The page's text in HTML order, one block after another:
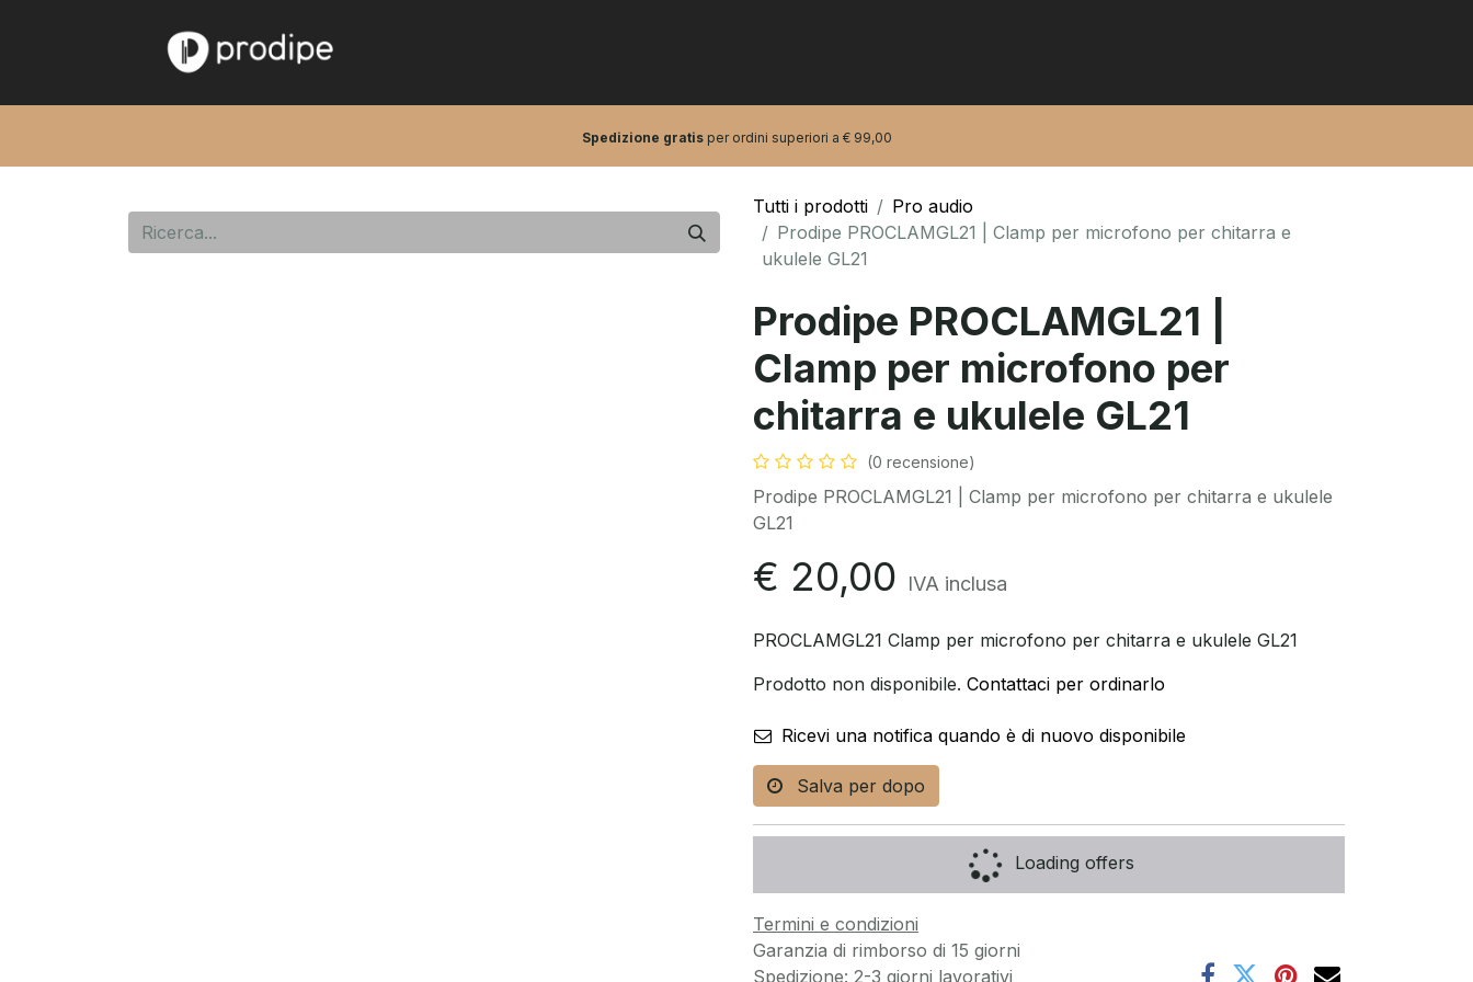
Spedizione gratis per ordini superiori a € 99,00
Tutti i prodotti
Pro audio
Prodipe PROCLAMGL21 | Clamp per microfono per chitarra e
ukulele GL21
Prodipe PROCLAMGL21 |
Clamp per microfono per
chitarra e ukulele GL21
(0 recensione)
Prodipe PROCLAMGL21 | Clamp per microfono per chitarra e ukulele
GL21
€ 20,00 IVA inclusa
PROCLAMGL21 Clamp per microfono per chitarra e ukulele GL21
Prodotto non disponibile. Contattaci per ordinarlo
Ricevi una notifica quando è di nuovo disponibile
Salva per dopo
Loading offers
Termini e condizioni
Garanzia di rimborso di 15 giorni
Spedizione: 2-3 giorni lavorativi